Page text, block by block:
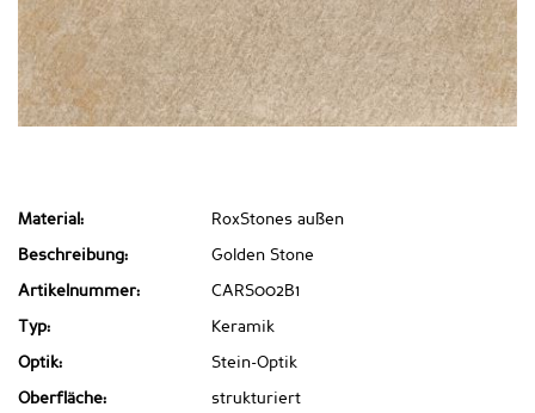
Material: RoxStones außen
Beschreibung: Golden Stone
Artikelnummer: CARS002B1
Typ: Keramik
Optik: Stein-Optik
Oberfläche: strukturiert